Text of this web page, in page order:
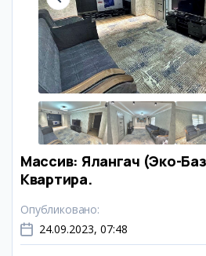
Массив: Ялангач (Эко-
Квартира.
Опубликовано:
24.09.2023, 07:48